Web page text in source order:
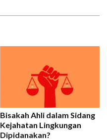
Bisakah Ahli dalam Sidang
Kejahatan Lingkungan
Dipidanakan?